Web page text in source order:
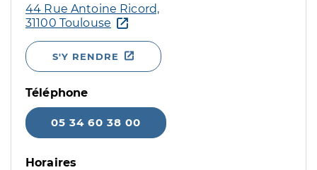
44 Rue Antoine Ricord,
31100 Toulouse
S'Y RENDRE
Téléphone
05 34 60 38 00
Horaires